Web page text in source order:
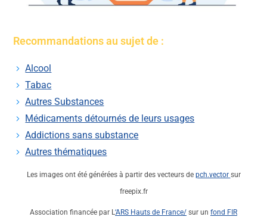
Recommandations au sujet de :
Alcool
Tabac
Autres Substances
Médicaments détournés de leurs usages
Addictions sans substance
Autres thématiques
Les images ont été générées à partir des vecteurs de pch.vector sur
freepix.fr
Association financée par L‘ARS Hauts de France/ sur un fond FIR